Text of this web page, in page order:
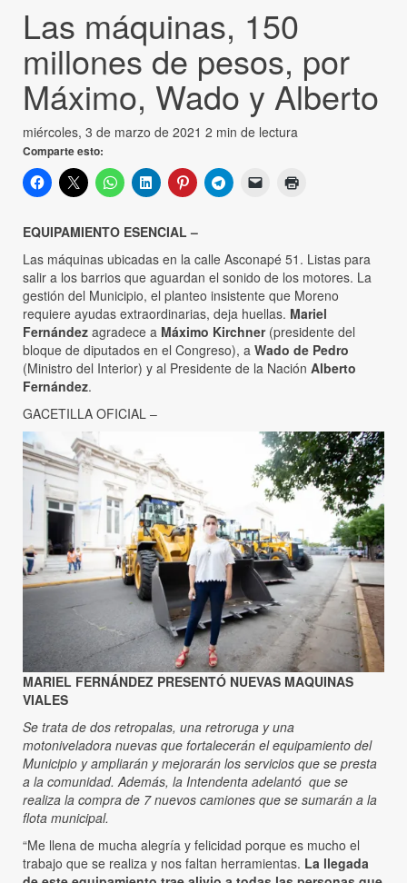
Las máquinas, 150
millones de pesos, por
Máximo, Wado y Alberto
miércoles, 3 de marzo de 2021 2 min de lectura
Comparte esto:
EQUIPAMIENTO ESENCIAL –
Las máquinas ubicadas en la calle Asconapé 51. Listas para
salir a los barrios que aguardan el sonido de los motores. La
gestión del Municipio, el planteo insistente que Moreno
requiere ayudas extraordinarias, deja huellas. Mariel
Fernández agradece a Máximo Kirchner(presidente del
bloque de diputados en el Congreso), a Wado de Pedro
(Ministro del Interior) y al Presidente de la Nación Alberto
Fernández.
GACETILLA OFICIAL –
MARIEL FERNÁNDEZ PRESENTÓ NUEVAS MAQUINAS
VIALES
Se trata de dos retropalas, una retroruga y una
motoniveladora nuevas que fortalecerán el equipamiento del
Municipio y ampliarán y mejorarán los servicios que se presta
a la comunidad. Además, la Intendenta adelantó que se
realiza la compra de 7 nuevos camiones que se sumarán a la
flota municipal.
“Me llena de mucha alegría y felicidad porque es mucho el
trabajo que se realiza y nos faltan herramientas. La llegada